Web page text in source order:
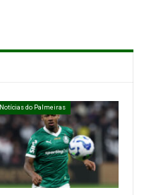
Notícias do Palmeiras